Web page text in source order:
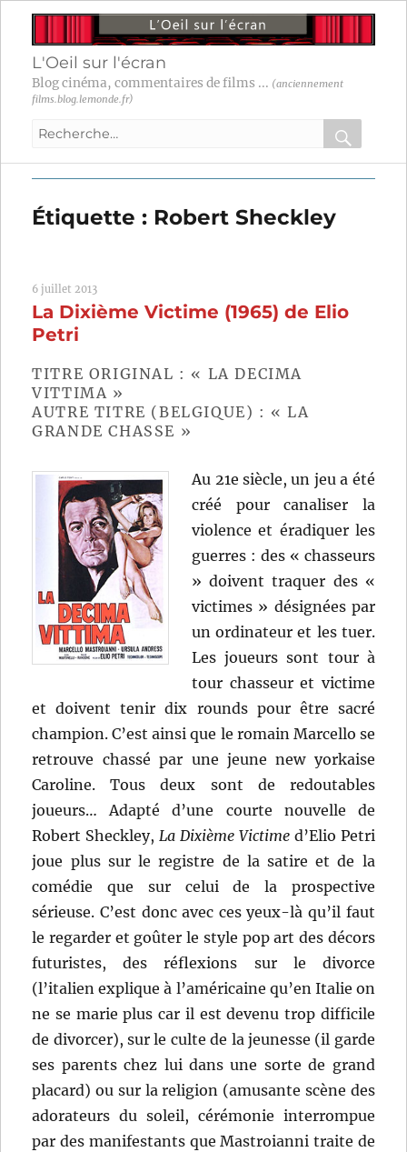
L'Oeil sur l'écran
Blog cinéma, commentaires de films ... (anciennement
films.blog.lemonde.fr)
Recherche
:
OK
Étiquette : Robert Sheckley
6 juillet 2013
La Dixième Victime (1965) de Elio
Petri
TITRE ORIGINAL : « LA DECIMA
VITTIMA »
AUTRE TITRE (BELGIQUE) : « LA
GRANDE CHASSE »
Au 21e siècle, un jeu a été
créé pour canaliser la
violence et éradiquer les
guerres : des « chasseurs
» doivent traquer des «
victimes » désignées par
un ordinateur et les tuer.
Les joueurs sont tour à
tour chasseur et victime
et doivent tenir dix rounds pour être sacré
champion. C’est ainsi que le romain Marcello se
retrouve chassé par une jeune new yorkaise
Caroline. Tous deux sont de redoutables
joueurs… Adapté d’une courte nouvelle de
Robert Sheckley,La Dixième Victimed’Elio Petri
joue plus sur le registre de la satire et de la
comédie que sur celui de la prospective
sérieuse. C’est donc avec ces yeux-là qu’il faut
le regarder et goûter le style pop art des décors
futuristes, des réflexions sur le divorce
(l’italien explique à l’américaine qu’en Italie on
ne se marie plus car il est devenu trop difficile
de divorcer), sur le culte de la jeunesse (il garde
ses parents chez lui dans une sorte de grand
placard) ou sur la religion (amusante scène des
adorateurs du soleil, cérémonie interrompue
par des manifestants que Mastroianni traite de